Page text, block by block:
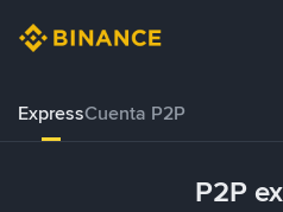
ExpressCuenta P2P
P2P